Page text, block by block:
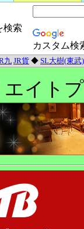
検索
カスタム検
九 JR貨 ◆ SL大樹(東武)
イト